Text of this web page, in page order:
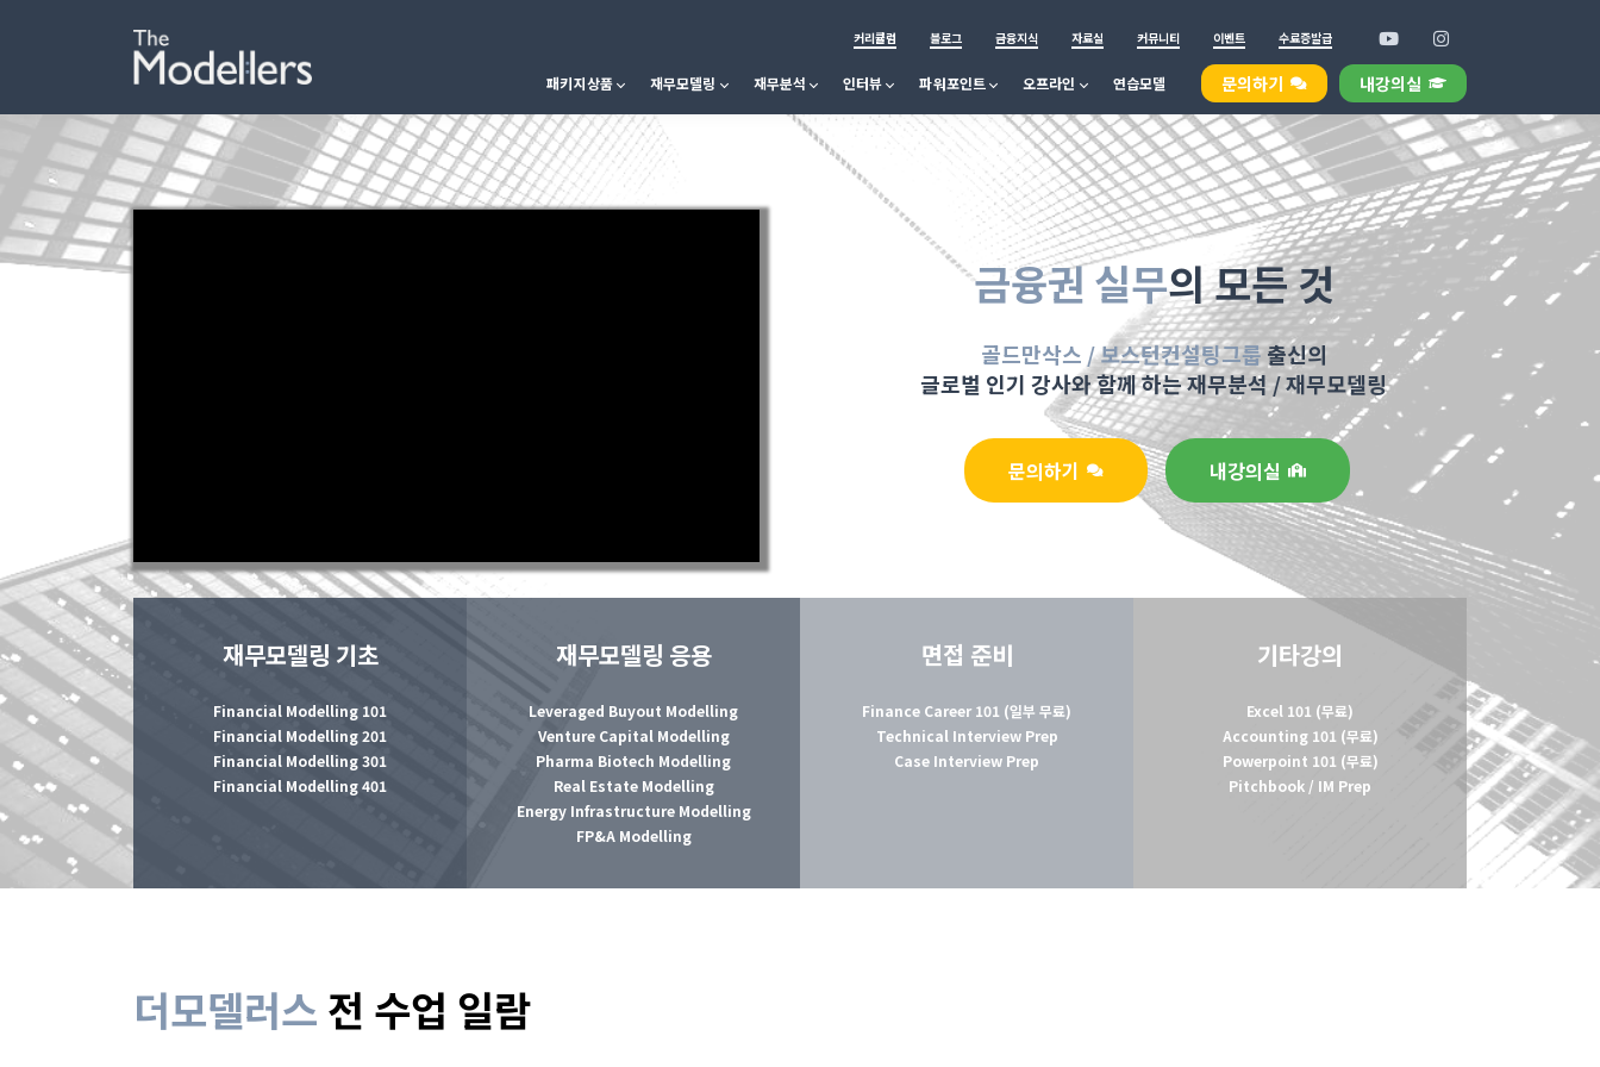
커리큘럼 블로그 금융지식 자료실 커뮤니티 이벤트 수료증발급
패키지상품 재무모델링 재무분석 인터뷰 파워포인트 오프라인 연습모델 문의하기 내강의실
금융권 실무의 모든 것
골드만삭스 / 보스턴컨설팅그룹출신의
글로벌 인기 강사와 함께 하는재무분석 / 재무모델링
문의하기 내강의실
재무모델링 기초
Financial Modelling 101
Financial Modelling 201
Financial Modelling 301
Financial Modelling 401
재무모델링 응용
Leveraged Buyout Modelling
Venture Capital Modelling
Pharma Biotech Modelling
Real Estate Modelling
Energy Infrastructure Modelling
FP&A Modelling
면접 준비
Finance Career 101 (일부 무료)
Technical Interview Prep
Case Interview Prep
기타강의
Excel 101 (무료)
Accounting 101 (무료)
Powerpoint 101 (무료)
Pitchbook / IM Prep
더모델러스 전 수업 일람